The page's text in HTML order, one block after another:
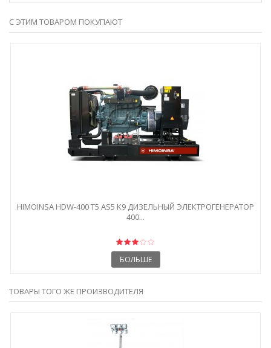
С ЭТИМ ТОВАРОМ ПОКУПАЮТ
HIMOINSA HDW-400 T5 AS5 K9 ДИЗЕЛЬНЫЙ ЭЛЕКТРОГЕНЕРАТОР
400...
БОЛЬШЕ
ТОВАРЫ ТОГО ЖЕ ПРОИЗВОДИТЕЛЯ